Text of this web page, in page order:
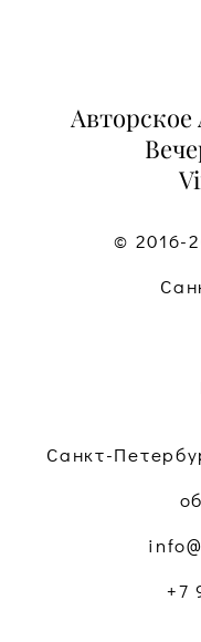
Авторское
© 2016-
Санкт-
+7